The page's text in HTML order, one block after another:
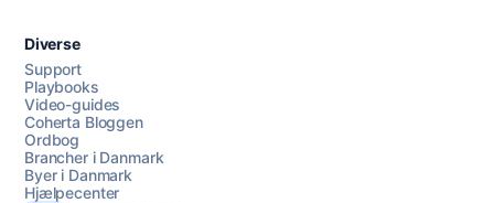
Diverse
Support
Playbooks
Video-guides
Coherta Bloggen
Ordbog
Brancher i Danmark
Byer i Danmark
Hjælpecenter